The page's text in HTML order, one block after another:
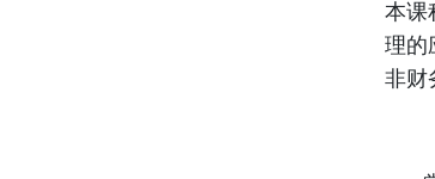
本课
理的
非财